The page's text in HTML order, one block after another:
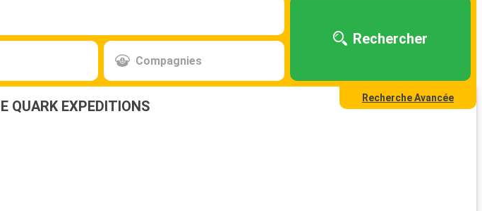
Compagnies
Rechercher
Recherche Avancée
QUARK EXPEDITIONS